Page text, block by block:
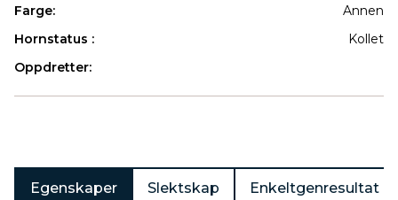
Farge:
Annen
Hornstatus :
Kollet
Oppdretter:
Egenskaper Slektskap Enkeltgenresultat